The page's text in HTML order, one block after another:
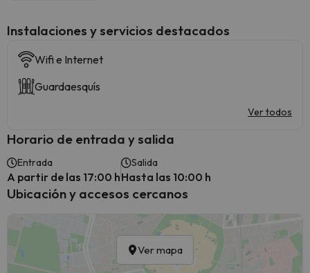
Instalaciones y servicios destacados
Wifi e Internet
Guardaesquís
Ver todos
Horario de entrada y salida
Entrada
A partir de las 17:00 h
Salida
Hasta las 10:00 h
Ubicación y accesos cercanos
Ver mapa